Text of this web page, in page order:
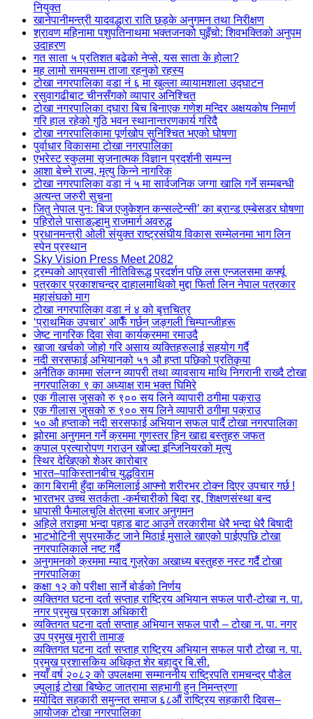
नियुक्त
खानेपानीमन्त्री यादवद्धारा राति छड्के अनुगमन तथा निरीक्षण
श्रावण महिनामा पशुपतिनाथमा भक्तजनको घुइँचो: शिवभक्तिको अनुपम
उदाहरण
गत साता ५ प्रतिशत बढेको नेप्से, यस साता के होला?
मह लामो समयसम्म ताजा रहनुको रहस्य
टोखा नगरपालिका वडा नं ६ मा खुल्ला व्यायामशाला उद्घाटन
रसुवागढीबाट चीनसँगको व्यापार अनिश्चित
टोखा नगरपालिका द्घारा बिच बिनाएक गणेश मन्दिर अक्षयकोष निमार्ण
गरि हाल रहेको गुठि भवन स्थानान्तरणकार्य गरिदै
टोखा नगरपालिकामा पूर्णखोप सुनिश्चित भएको घोषणा
पुर्वाधार विकासमा टोखा नगरपालिका
एभरेस्ट स्कुलमा सृजनात्मक विज्ञान प्रदर्शनी सम्पन्न
आशा बेच्ने राज्य, मृत्यु किन्ने नागरिक
टोखा नगरपालिका वडा नं ५ मा सार्वजनिक जग्गा खालि गर्ने सम्मबन्धी
अत्यन्त जरुरी सुचना
जितु नेपाल पुनः बिज एजुकेशन कन्सल्टेन्सी’ का ब्रान्ड एम्बेसडर घोषणा
पहिरोले पासाङल्हामु राजमार्ग अवरुद्ध
प्रधानमन्त्री ओली संयुक्त राष्ट्रसंघीय विकास सम्मेलनमा भाग लिन
स्पेन प्रस्थान
Sky Vision Press Meet 2082
ट्रम्पको आप्रवासी नीतिविरूद्ध प्रदर्शन पछि लस एन्जलसमा कर्फ्यू
पत्रकार प्रकाशचन्द्र दाहालमाथिको मुद्दा फिर्ता लिन नेपाल पत्रकार
महासंघको माग
टोखा नगरपालिका वडा नं ४ को बृत्तचित्र
‘प्राथमिक उपचार’ आफैँ गर्छन् जङ्गली चिम्पान्जीहरू
जेष्ट नागरिक दिवा सेवा कार्यक्रममा रमाउदै
खाजा खर्चको जोहो गरि असाय व्यक्तिहरुलाई सहयोग गर्दै
नदी सरसफाई अभियानको ५१ औ हप्ता पछिको प्रतिकृया
अनैतिक काममा संलग्न व्यापरी तथा व्यावसाय माथि निगरानी राख्दै टोखा
नगरपालिका ९ का अध्याक्ष राम भक्त घिमिरे
एक गीलास जुसको रु ९०० सय लिने व्यापारी ठगीमा पक्राउ
एक गीलास जुसको रु ९०० सय लिने व्यापारी ठगीमा पक्राउ
५० औ हप्ताको नदी सरसफाई अभियान सफल पार्दै टोखा नगरपालिका
झोरमा अनुगमन गर्ने क्रममा गुणस्तर हिन खाद्य बस्तुहरु जफत
कपाल प्रत्यारोपण गराउन खोज्दा इन्जिनियरको मृत्यु
स्थिर देखिएको शेअर कारोबार
भारत–पाकिस्तानबीच युद्धविराम
काग बिरामी हुँदा कमिलालाई आफ्नो शरीरभर टोक्न दिएर उपचार गर्छ !
भारतभर उच्च सतर्कता -कर्मचारीको बिदा रद्द, शिक्षणसंस्था बन्द
धापासी फैमालचुलि क्षेत्रमा बजार अनुगमन
अहिले तराइमा भन्दा पहाड बाट आउने तरकारीमा धेरै भन्दा धेरै बिषादी
भाटभोटिनी सुपरमार्केट जाने मिठाई मुसाले खाएको पाईएपछि टोखा
नगरपालिकाले नष्ट गर्दै
अनुगमनको क्रममा म्याद गुज्रेका अखाध्य बस्तुहरु नस्ट गर्दै टोखा
नगरपालिका
कक्षा १२ को परीक्षा सार्ने बोर्डको निर्णय
व्यक्तिगत घटना दर्ता सप्ताह राष्ट्रिय अभियान सफल पारौ-टोखा न. पा.
नगर प्रमुख प्रकाश अधिकारी
व्यक्तिगत घटना दर्ता सप्ताह अभियान सफल पारौ – टोखा न. पा. नगर
उप प्रमुख मुरारी तामाङ
व्यक्तिगत घटना दर्ता सप्ताह राष्ट्रिय अभियान सफल पारौ टोखा न. पा.
प्रमुख प्रशासकिय अधिकृत शेर बहादुर बि.सी.
नयाँ वर्ष २०८२ को उपलक्षमा सम्माननीय राष्ट्रिपति रामचन्द्र पौडेल
ज्युलाई टोखा बिष्केट जात्रामा सहभागी हुन निमन्त्रणा
मर्यादित सहकारी समुन्नत समाज ६८औं राष्ट्रिय सहकारी दिवस–
आयोजक टोखा नगरपालिका